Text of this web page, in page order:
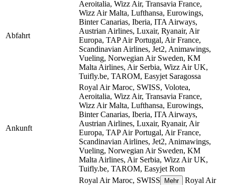
Abfahrt
Aeroitalia, Wizz Air, Transavia France,
Wizz Air Malta, Lufthansa, Eurowings,
Binter Canarias, Iberia, ITA Airways,
Austrian Airlines, Luxair, Ryanair, Air
Europa, TAP Air Portugal, Air France,
Scandinavian Airlines, Jet2, Animawings,
Vueling, Norwegian Air Sweden, KM
Malta Airlines, Air Serbia, Wizz Air UK,
Tuifly.be, TAROM, Easyjet Saragossa
Ankunft
Royal Air Maroc, SWISS, Volotea,
Aeroitalia, Wizz Air, Transavia France,
Wizz Air Malta, Lufthansa, Eurowings,
Binter Canarias, Iberia, ITA Airways,
Austrian Airlines, Luxair, Ryanair, Air
Europa, TAP Air Portugal, Air France,
Scandinavian Airlines, Jet2, Animawings,
Vueling, Norwegian Air Sweden, KM
Malta Airlines, Air Serbia, Wizz Air UK,
Tuifly.be, TAROM, Easyjet Rom
Royal Air Maroc, SWISS Mehr
Royal Air